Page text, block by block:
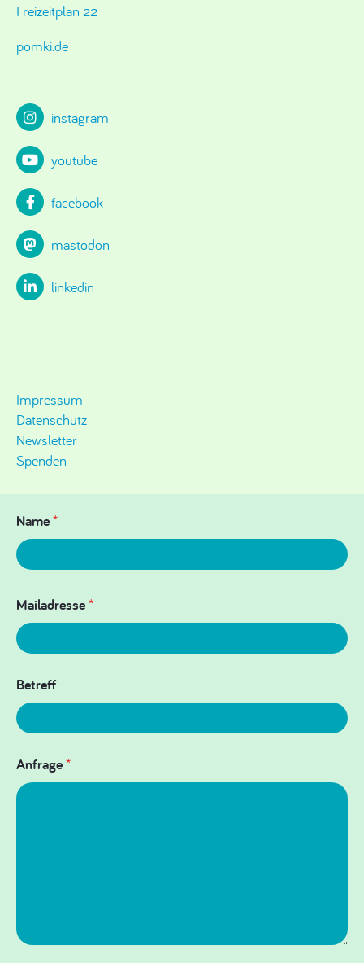
Freizeitplan 22
pomki.de
instagram
youtube
facebook
mastodon
linkedin
Impressum
Datenschutz
Newsletter
Spenden
Name*
Mailadresse*
Betreff
Anfrage*